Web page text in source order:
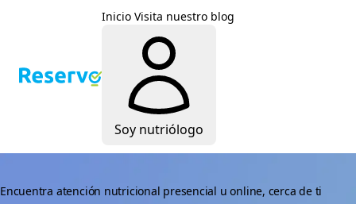
Inicio Visita nuestro blog
Soy nutriólogo
Encuentra atención nutricional presencial u online, cerca de ti